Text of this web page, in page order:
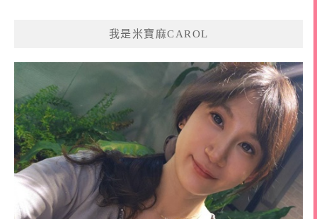
我是米寶麻CAROL